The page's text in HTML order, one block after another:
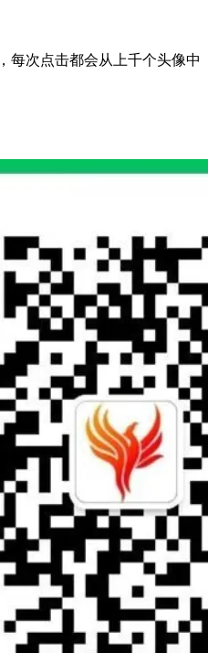
每次点击都会从上千个头像中